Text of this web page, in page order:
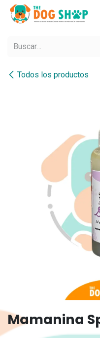
Ir al contenido
Todos los productos
Mamanina